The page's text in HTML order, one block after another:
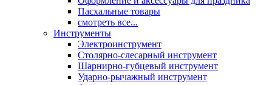
Пасхальные товары
смотреть все...
Инструменты
Электроинструмент
Столярно-слесарный инструмент
Шарнирно-губцевый инструмент
Ударно-рычажный инструмент